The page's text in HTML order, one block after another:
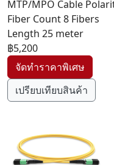
MTP/MPO Cable
Fiber Count 8 Fibers
Length 25 meter
฿5,200
เปรียบเทียบสินค้า